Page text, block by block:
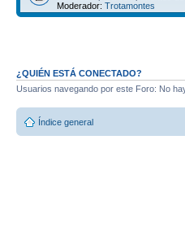
Moderador: Trotamontes
¿QUIÉN ESTÁ CONECTADO?
Usuarios navegando por este Foro: No
Índice general